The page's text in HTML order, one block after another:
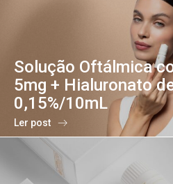
Solução Oftálmica
5mg + Hialuronato
0,15%/10mL
Ler post